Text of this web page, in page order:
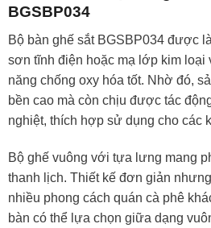
BGSBP034
Bộ bàn ghế sắt BGSBP034 được
sơn tĩnh điện hoặc mạ lớp kim loại
năng chống oxy hóa tốt. Nhờ đó,
bền cao mà còn chịu được tác
nghiệt, thích hợp sử dụng cho các
Bộ ghế vuông với tựa lưng mang
thanh lịch. Thiết kế đơn giản
nhiều phong cách quán cà phê
bàn có thể lựa chọn giữa dạng